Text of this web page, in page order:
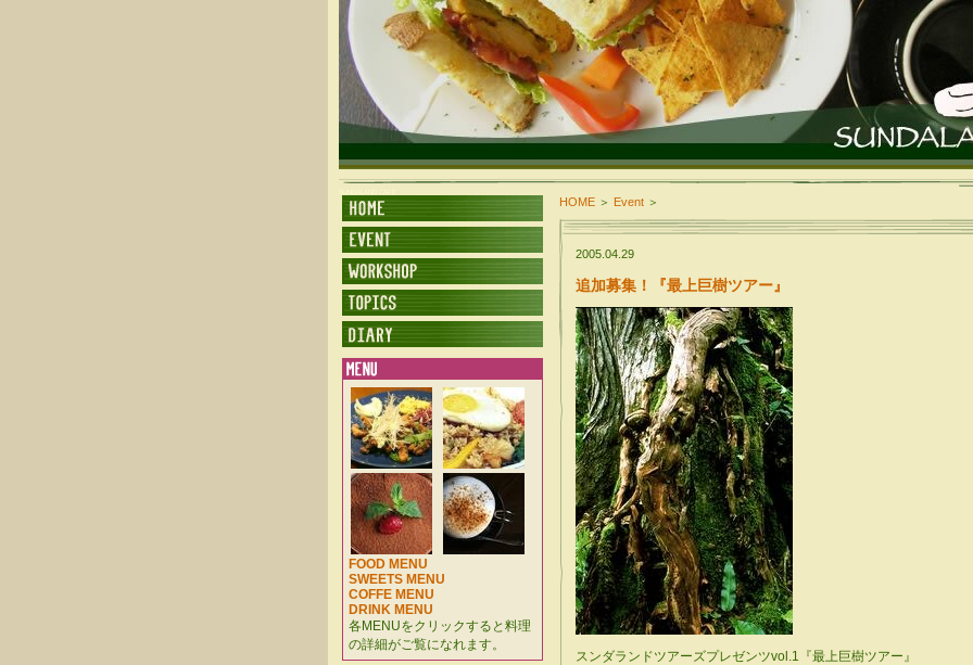
HOME ＞ Event ＞
2005.04.29
追加募集！『最上巨樹ツアー』
スンダランドツアーズプレゼンツvol.1『最上巨樹ツアー』
FOOD MENU
SWEETS MENU
COFFE MENU
DRINK MENU
各MENUをクリックすると料理
の詳細がご覧になれます。